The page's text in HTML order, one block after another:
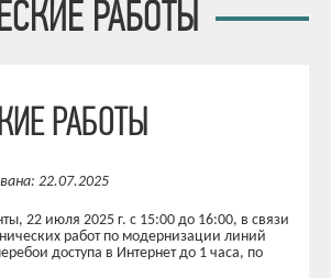
РАБОТЫ
РАБОТЫ
22.07.2025
22 июля 2025 г. c 15:00 до 16:00, в связи
работ по модернизации линий
доступа в Интернет до 1 часа, по